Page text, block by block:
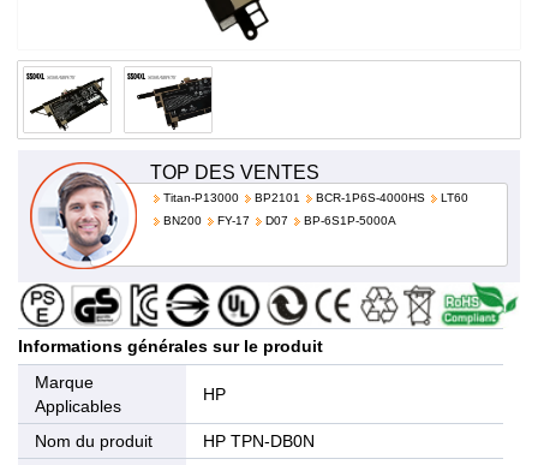
TOP DES VENTES
Titan-P13000 BP2101 BCR-1P6S-4000HS
LT60
BN200
FY-17 D07 BP-6S1P-5000A
Informations générales sur le produit
Marque
Applicables
HP
Nom du produit
HP TPN-DB0N